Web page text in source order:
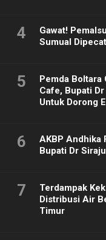
4
Gawat!
Sumual
5
Pemda Boltara
Cafe, Bupati
Untuk Dorong
6
AKBP Andhika
Bupati Dr
7
Terdampak
Distribusi Air
Timur